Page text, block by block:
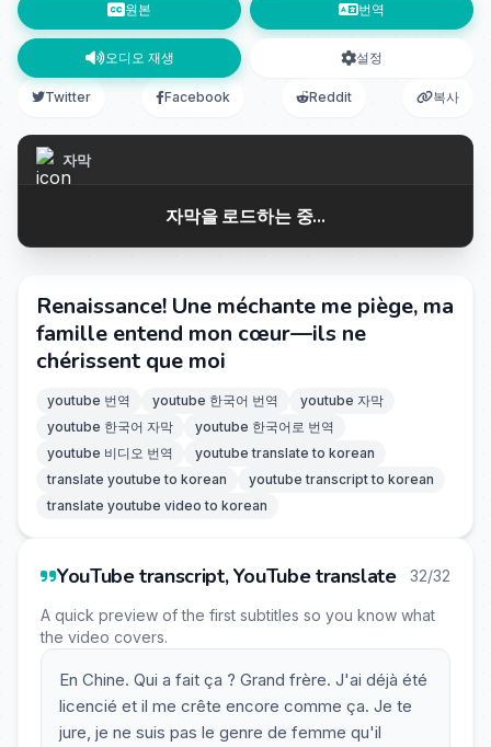
원본 번역
오디오 재생 설정
Twitter Facebook Reddit 복사
자막
자막을 로드하는 중...
Renaissance! Une méchante me piège, ma
famille entend mon cœur—ils ne
chérissent que moi
youtube 번역 youtube 한국어 번역
youtube 자막
youtube 한국어 자막
youtube 한국어로 번역
youtube 비디오 번역
youtube translate to korean
translate youtube to korean
youtube transcript to korean
translate youtube video to korean
YouTube transcript, YouTube translate 32/32
A quick preview of the first subtitles so you know what
the video covers.
En Chine. Qui a fait ça ? Grand frère. J'ai déjà été
licencié et il me crête encore comme ça. Je te
jure, je ne suis pas le genre de femme qu'il